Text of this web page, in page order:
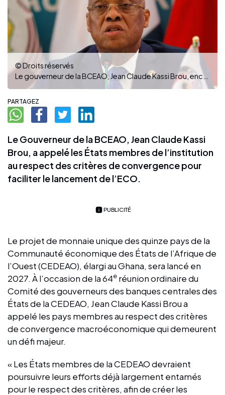
© Droits réservés
Le gouverneur de la BCEAO, Jean Claude Kassi Brou, encourage les États membres au respect des critères pour le lancement de l’Eco. (Ph : DR)
PARTAGEZ
Le Gouverneur de la BCEAO, Jean Claude Kassi
Brou, a appelé les États membres de l’institution
au respect des critères de convergence pour
faciliter le lancement de l’ECO.
PUBLICITÉ
Le projet de monnaie unique des quinze pays de la
Communauté économique des États de l’Afrique de
l’Ouest (CEDEAO), élargi au Ghana, sera lancé en
2027. À l’occasion de la 64e réunion ordinaire du
Comité des gouverneurs des banques centrales des
États de la CEDEAO, Jean Claude Kassi Brou a
appelé les pays membres au respect des critères
de convergence macroéconomique qui demeurent
un défi majeur.
« Les États membres de la CEDEAO devraient
poursuivre leurs efforts déjà largement entamés
pour le respect des critères, afin de créer les